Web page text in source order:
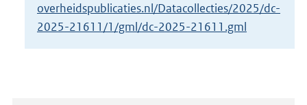
overheidspublicaties.nl/Datacollecties/2025/dc-
2025-21611/1/gml/dc-2025-21611.gml